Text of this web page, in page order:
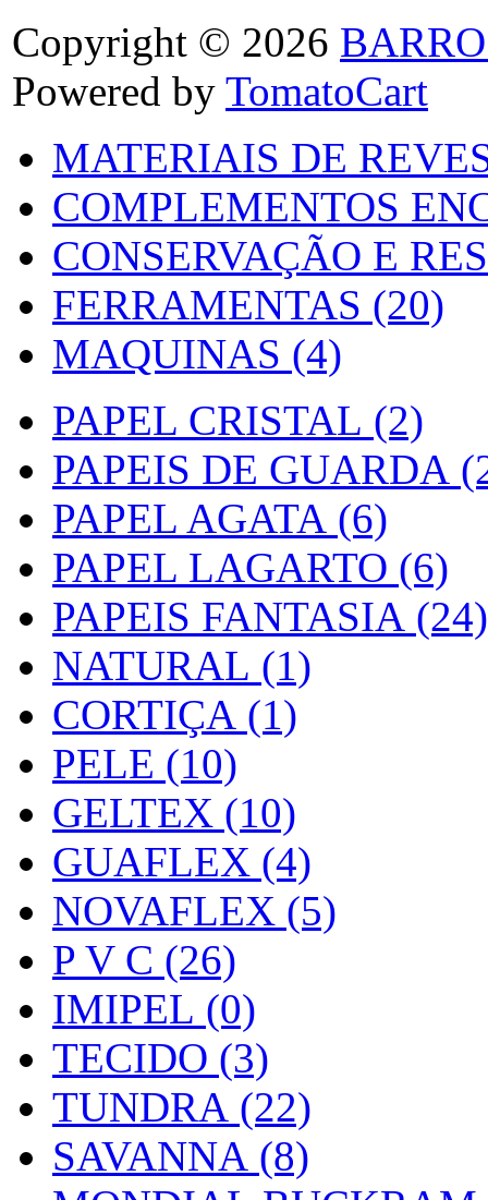
Copyright © 2026
Powered by TomatoCart
MATERIAIS DE
COMPLEMENTOS
CONSERVAÇÃO E
FERRAMENTAS (20)
MAQUINAS (4)
PAPEL CRISTAL (2)
PAPEIS DE GUARDA
PAPEL AGATA (6)
PAPEL LAGARTO (6)
PAPEIS FANTASIA (24)
NATURAL (1)
CORTIÇA (1)
PELE (10)
GELTEX (10)
GUAFLEX (4)
NOVAFLEX (5)
P V C (26)
IMIPEL (0)
TECIDO (3)
TUNDRA (22)
SAVANNA (8)